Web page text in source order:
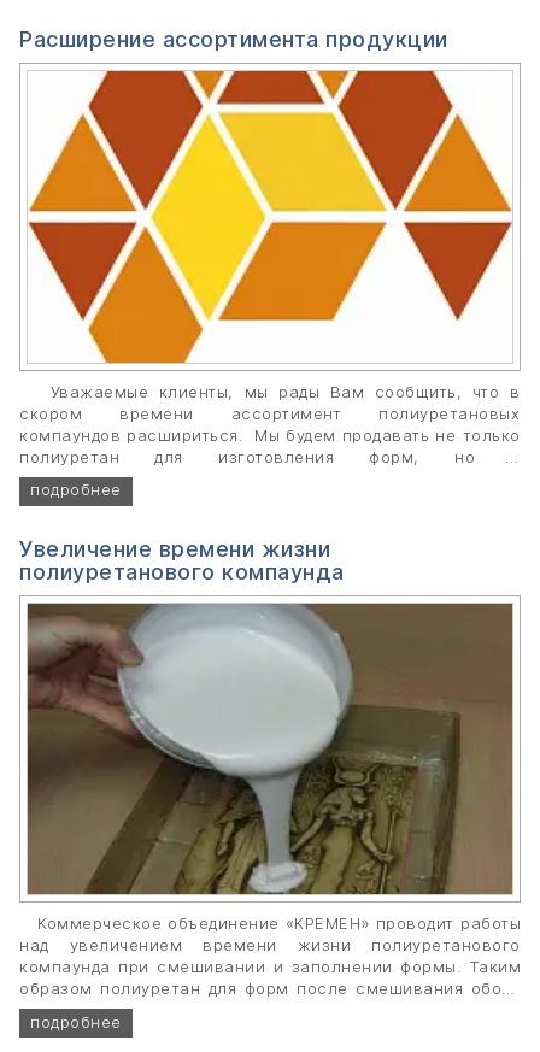
Расширение ассортимента продукции
Уважаемые клиенты, мы рады Вам сообщить, что в
скором времени ассортимент полиуретановых
компаундов расшириться. Мы будем продавать не только
полиуретан для изготовления форм, но и
пенополиуретан, жидкий пластик, тиксотропный
полиуретановый компаунд.
подробнее
Увеличение времени жизни
полиуретанового компаунда
Коммерческое объединение «КРЕМЕН» проводит работы
над увеличением времени жизни полиуретанового
компаунда при смешивании и заполнении формы. Таким
образом полиуретан для форм после смешивания обоих
компонентов сохранит жидкое состояние на более
длительное время и процесс заливания форм будет
подробнее